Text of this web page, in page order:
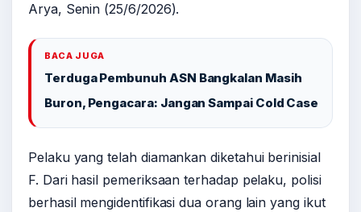
Arya, Senin (25/6/2026).
BACA JUGA
Terduga Pembunuh ASN Bangkalan Masih
Buron, Pengacara: Jangan Sampai Cold Case
Pelaku yang telah diamankan diketahui berinisial
F. Dari hasil pemeriksaan terhadap pelaku, polisi
berhasil mengidentifikasi dua orang lain yang ikut